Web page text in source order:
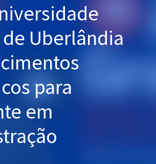
Uberlândia
para
em